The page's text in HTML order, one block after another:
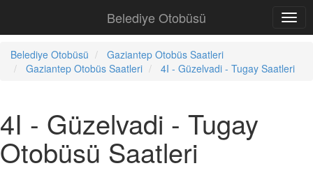
Belediye Otobüsü
Belediye Otobüsü
Gaziantep Otobüs Saatleri
Gaziantep Otobüs Saatleri
4I - Güzelvadi - Tugay Saatleri
4I - Güzelvadi - Tugay
Otobüsü Saatleri